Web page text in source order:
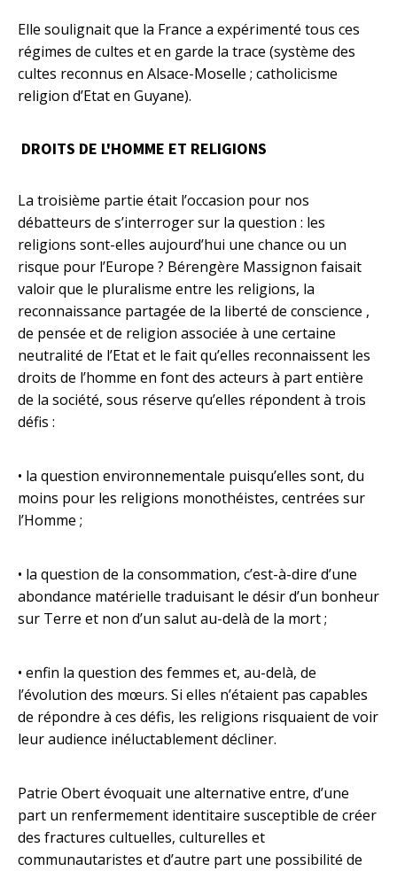
Elle soulignait que la France a expérimenté tous ces
régimes de cultes et en garde la trace (système des
cultes reconnus en Alsace-Moselle ; catholicisme
religion d’Etat en Guyane).
DROITS DE L'HOMME ET RELIGIONS
La troisième partie était l’occasion pour nos
débatteurs de s’interroger sur la question : les
religions sont-elles aujourd’hui une chance ou un
risque pour l’Europe ? Bérengère Massignon faisait
valoir que le pluralisme entre les religions, la
reconnaissance partagée de la liberté de conscience ,
de pensée et de religion associée à une certaine
neutralité de l’Etat et le fait qu’elles reconnaissent les
droits de l’homme en font des acteurs à part entière
de la société, sous réserve qu’elles répondent à trois
défis :
• la question environnementale puisqu’elles sont, du
moins pour les religions monothéistes, centrées sur
l’Homme ;
• la question de la consommation, c’est-à-dire d’une
abondance matérielle traduisant le désir d’un bonheur
sur Terre et non d’un salut au-delà de la mort ;
• enfin la question des femmes et, au-delà, de
l’évolution des mœurs. Si elles n’étaient pas capables
de répondre à ces défis, les religions risquaient de voir
leur audience inéluctablement décliner.
Patrie Obert évoquait une alternative entre, d’une
part un renfermement identitaire susceptible de créer
des fractures cultuelles, culturelles et
communautaristes et d’autre part une possibilité de